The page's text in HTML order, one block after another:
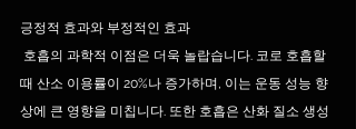
긍정적 효과와 부정적인 효과
때 산소 이용률이 20%나 증가하며, 이는 운동 성능 향
상에 큰 영향을 미칩니다. 또한 호흡은 산화 질소 생성